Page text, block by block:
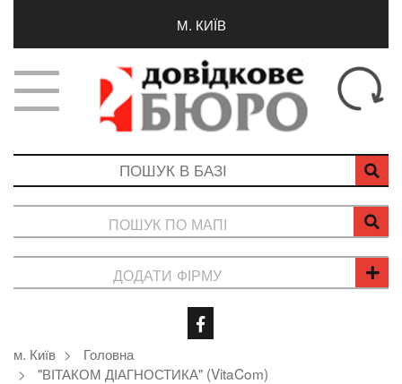
М. КИЇВ
ПОШУК ПО МАПІ
ДОДАТИ ФІРМУ
м. Київ
Головна
"ВІТАКОМ ДІАГНОСТИКА" (VitaCom)